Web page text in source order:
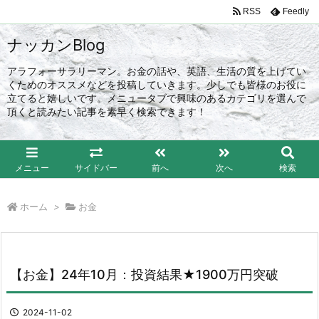
ナッカンBlog
アラフォーサラリーマン。お金の話や、英語、生活の質を上げてい
くためのオススメなどを投稿していきます。少しでも皆様のお役に
立てると嬉しいです。メニュータブで興味のあるカテゴリを選んで
頂くと読みたい記事を素早く検索できます！
メニュー サイドバー 前へ 次へ 検索
RSS Feedly
ホーム > お金
【お金】24年10月：投資結果★1900万円突破
2024-11-02